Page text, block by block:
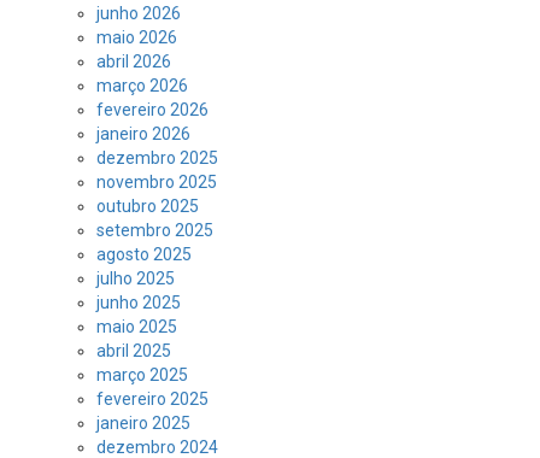
junho 2026
maio 2026
abril 2026
março 2026
fevereiro 2026
janeiro 2026
dezembro 2025
novembro 2025
outubro 2025
setembro 2025
agosto 2025
julho 2025
junho 2025
maio 2025
abril 2025
março 2025
fevereiro 2025
janeiro 2025
dezembro 2024